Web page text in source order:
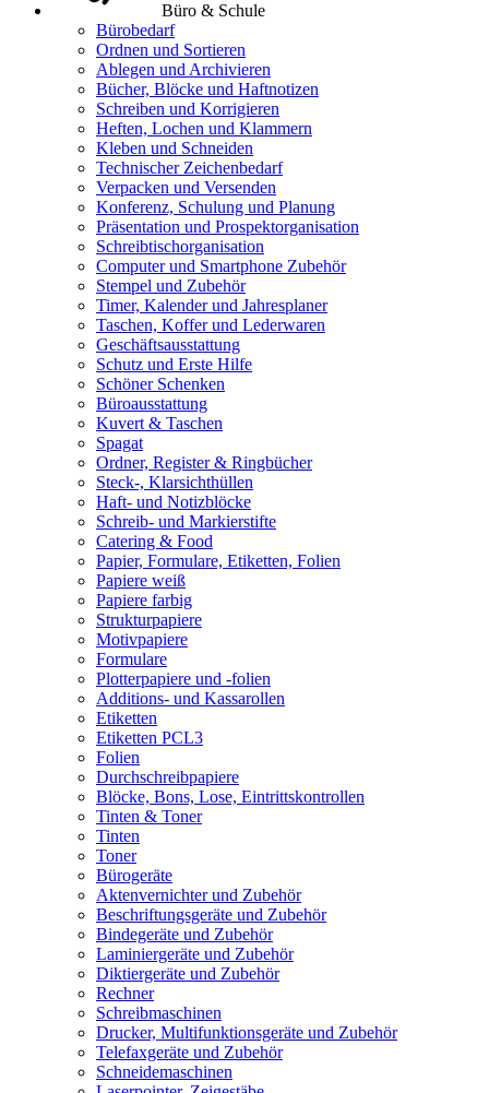
Büro & Schule
Bürobedarf
Ordnen und Sortieren
Ablegen und Archivieren
Bücher, Blöcke und Haftnotizen
Schreiben und Korrigieren
Heften, Lochen und Klammern
Kleben und Schneiden
Technischer Zeichenbedarf
Verpacken und Versenden
Konferenz, Schulung und Planung
Präsentation und Prospektorganisation
Schreibtischorganisation
Computer und Smartphone Zubehör
Stempel und Zubehör
Timer, Kalender und Jahresplaner
Taschen, Koffer und Lederwaren
Geschäftsausstattung
Schutz und Erste Hilfe
Schöner Schenken
Büroausstattung
Kuvert & Taschen
Spagat
Ordner, Register & Ringbücher
Steck-, Klarsichthüllen
Haft- und Notizblöcke
Schreib- und Markierstifte
Catering & Food
Papier, Formulare, Etiketten, Folien
Papiere weiß
Papiere farbig
Strukturpapiere
Motivpapiere
Formulare
Plotterpapiere und -folien
Additions- und Kassarollen
Etiketten
Etiketten PCL3
Folien
Durchschreibpapiere
Blöcke, Bons, Lose, Eintrittskontrollen
Tinten & Toner
Tinten
Toner
Bürogeräte
Aktenvernichter und Zubehör
Beschriftungsgeräte und Zubehör
Bindegeräte und Zubehör
Laminiergeräte und Zubehör
Diktiergeräte und Zubehör
Rechner
Schreibmaschinen
Drucker, Multifunktionsgeräte und Zubehör
Telefaxgeräte und Zubehör
Schneidemaschinen